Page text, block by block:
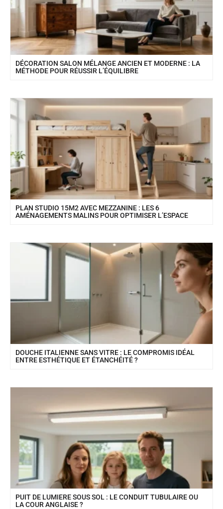
DÉCORATION SALON MÉLANGE ANCIEN ET MODERNE : LA
MÉTHODE POUR RÉUSSIR L’ÉQUILIBRE
PLAN STUDIO 15M2 AVEC MEZZANINE : LES 6
AMÉNAGEMENTS MALINS POUR OPTIMISER L’ESPACE
DOUCHE ITALIENNE SANS VITRE : LE COMPROMIS IDÉAL
ENTRE ESTHÉTIQUE ET ÉTANCHÉITÉ ?
PUIT DE LUMIERE SOUS SOL : LE CONDUIT TUBULAIRE OU
LA COUR ANGLAISE ?